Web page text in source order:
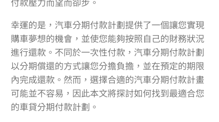
幸運的是，汽車分期付款計劃提供了一個讓您實現
購車夢想的機會，並使您能夠按照自己的財務狀況
進行還款。不同於一次性付款，汽車分期付款計劃
以分期償還的方式讓您分擔負擔，並在預定的期限
內完成還款。然而，選擇合適的汽車分期付款計畫
可能並不容易，因此本文將探討如何找到最適合您
的車貸分期付款計劃。